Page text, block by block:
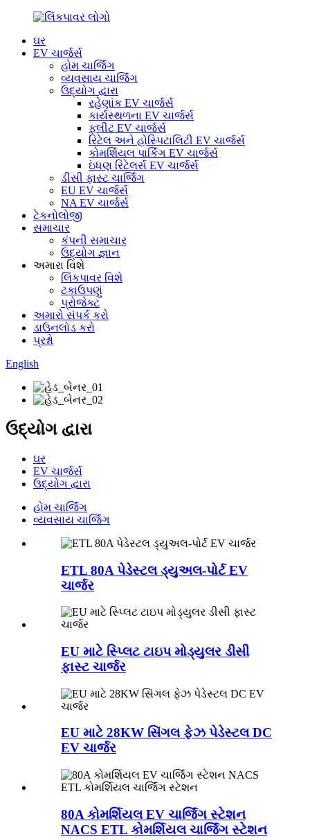
ઘર
EV ચાર્જર્સ
હોમ ચાર્જિંગ
વ્યવસાય ચાર્જિંગ
ઉદ્યોગ દ્વારા
રહેણાંક EV ચાર્જર્સ
કાર્યસ્થળના EV ચાર્જર્સ
ફ્લીટ EV ચાર્જર્સ
રિટેલ અને હોસ્પિટાલિટી EV ચાર્જર્સ
કોમર્શિયલ પાર્કિંગ EV ચાર્જર્સ
ઇંધણ રિટેલર્સ EV ચાર્જર્સ
ડીસી ફાસ્ટ ચાર્જિંગ
EU EV ચાર્જર્સ
NA EV ચાર્જર્સ
ટેકનોલોજી
સમાચાર
કંપની સમાચાર
ઉદ્યોગ જ્ઞાન
અમારા વિશે
લિંકપાવર વિશે
ટકાઉપણું
પ્રોજેક્ટ
અમારો સંપર્ક કરો
ડાઉનલોડ કરો
પ્રશ્નો
English
ઉદ્યોગ દ્વારા
ઘર
EV ચાર્જર્સ
ઉદ્યોગ દ્વારા
હોમ ચાર્જિંગ
વ્યવસાય ચાર્જિંગ
ETL 80A પેડેસ્ટલ ડ્યુઅલ-પોર્ટ EV
ચાર્જર
EU માટે સ્પ્લિટ ટાઇપ મોડ્યુલર ડીસી
ફાસ્ટ ચાર્જર
EU માટે 28KW સિંગલ ફેઝ પેડેસ્ટલ DC
EV ચાર્જર
80A કોમર્શિયલ EV ચાર્જિંગ સ્ટેશન
NACS ETL કોમર્શિયલ ચાર્જિંગ સ્ટેશન